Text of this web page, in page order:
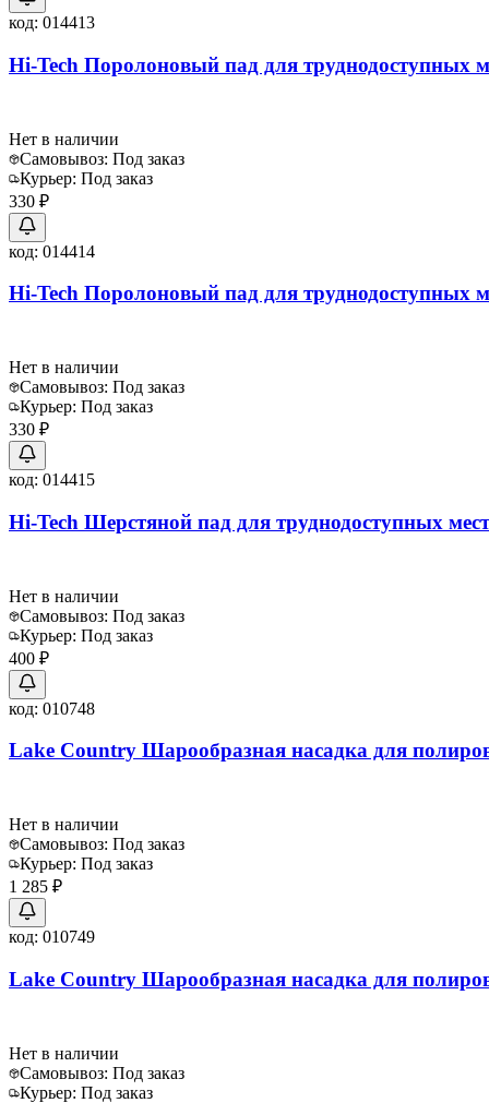
код: 014413
Hi-Tech Поролоновый пад для труднодоступных
Нет в наличии
Самовывоз: Под заказ
Курьер: Под заказ
330 ₽
код: 014414
Hi-Tech Поролоновый пад для труднодоступных
Нет в наличии
Самовывоз: Под заказ
Курьер: Под заказ
330 ₽
код: 014415
Hi-Tech Шерстяной пад для труднодоступных мест
Нет в наличии
Самовывоз: Под заказ
Курьер: Под заказ
400 ₽
код: 010748
Lake Country Шарообразная насадка для
Нет в наличии
Самовывоз: Под заказ
Курьер: Под заказ
1 285 ₽
код: 010749
Lake Country Шарообразная насадка для
Нет в наличии
Самовывоз: Под заказ
Курьер: Под заказ